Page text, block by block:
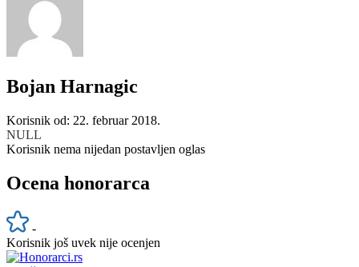
Bojan Harnagic
Korisnik od: 22. februar 2018.
NULL
Korisnik nema nijedan postavljen oglas
Ocena honorarca
-
Korisnik još uvek nije ocenjen